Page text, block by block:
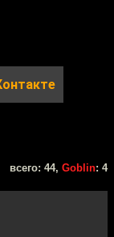
всего: 44, Goblin: 4